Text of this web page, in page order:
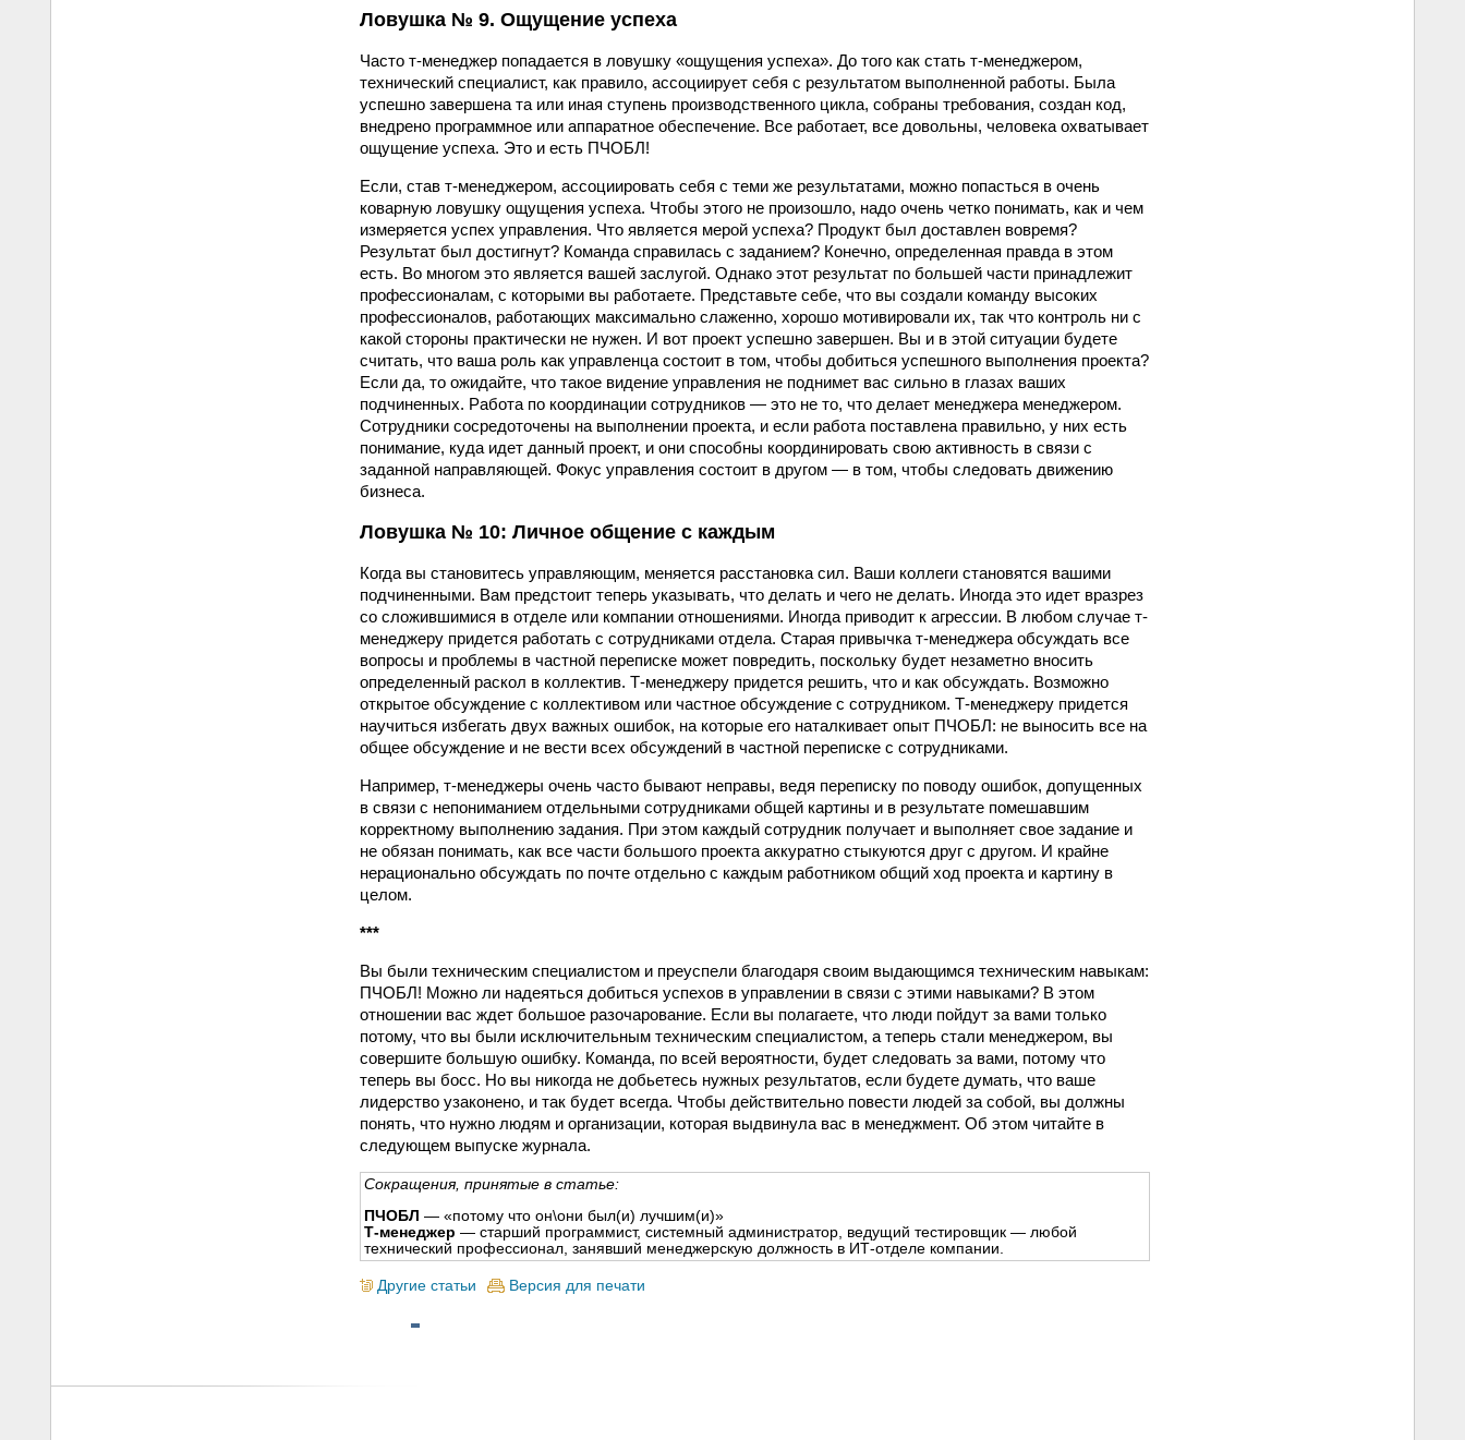
Ловушка № 9. Ощущение успеха
Часто т-менеджер попадается в ловушку «ощущения успеха». До того как стать т-менеджером,
технический специалист, как правило, ассоциирует себя с результатом выполненной работы. Была
успешно завершена та или иная ступень производственного цикла, собраны требования, создан код,
внедрено программное или аппаратное обеспечение. Все работает, все довольны, человека охватывает
ощущение успеха. Это и есть ПЧОБЛ!
Если, став т-менеджером, ассоциировать себя с теми же результатами, можно попасться в очень
коварную ловушку ощущения успеха. Чтобы этого не произошло, надо очень четко понимать, как и чем
измеряется успех управления. Что является мерой успеха? Продукт был доставлен вовремя?
Результат был достигнут? Команда справилась с заданием? Конечно, определенная правда в этом
есть. Во многом это является вашей заслугой. Однако этот результат по большей части принадлежит
профессионалам, с которыми вы работаете. Представьте себе, что вы создали команду высоких
профессионалов, работающих максимально слаженно, хорошо мотивировали их, так что контроль ни с
какой стороны практически не нужен. И вот проект успешно завершен. Вы и в этой ситуации будете
считать, что ваша роль как управленца состоит в том, чтобы добиться успешного выполнения проекта?
Если да, то ожидайте, что такое видение управления не поднимет вас сильно в глазах ваших
подчиненных. Работа по координации сотрудников — это не то, что делает менеджера менеджером.
Сотрудники сосредоточены на выполнении проекта, и если работа поставлена правильно, у них есть
понимание, куда идет данный проект, и они способны координировать свою активность в связи с
заданной направляющей. Фокус управления состоит в другом — в том, чтобы следовать движению
бизнеса.
Ловушка № 10: Личное общение с каждым
Когда вы становитесь управляющим, меняется расстановка сил. Ваши коллеги становятся вашими
подчиненными. Вам предстоит теперь указывать, что делать и чего не делать. Иногда это идет вразрез
со сложившимися в отделе или компании отношениями. Иногда приводит к агрессии. В любом случае т-
менеджеру придется работать с сотрудниками отдела. Старая привычка т-менеджера обсуждать все
вопросы и проблемы в частной переписке может повредить, поскольку будет незаметно вносить
определенный раскол в коллектив. Т-менеджеру придется решить, что и как обсуждать. Возможно
открытое обсуждение с коллективом или частное обсуждение с сотрудником. Т-менеджеру придется
научиться избегать двух важных ошибок, на которые его наталкивает опыт ПЧОБЛ: не выносить все на
общее обсуждение и не вести всех обсуждений в частной переписке с сотрудниками.
Например, т-менеджеры очень часто бывают неправы, ведя переписку по поводу ошибок, допущенных
в связи с непониманием отдельными сотрудниками общей картины и в результате помешавшим
корректному выполнению задания. При этом каждый сотрудник получает и выполняет свое задание и
не обязан понимать, как все части большого проекта аккуратно стыкуются друг с другом. И крайне
нерационально обсуждать по почте отдельно с каждым работником общий ход проекта и картину в
целом.
***
Вы были техническим специалистом и преуспели благодаря своим выдающимся техническим навыкам:
ПЧОБЛ! Можно ли надеяться добиться успехов в управлении в связи с этими навыками? В этом
отношении вас ждет большое разочарование. Если вы полагаете, что люди пойдут за вами только
потому, что вы были исключительным техническим специалистом, а теперь стали менеджером, вы
совершите большую ошибку. Команда, по всей вероятности, будет следовать за вами, потому что
теперь вы босс. Но вы никогда не добьетесь нужных результатов, если будете думать, что ваше
лидерство узаконено, и так будет всегда. Чтобы действительно повести людей за собой, вы должны
понять, что нужно людям и организации, которая выдвинула вас в менеджмент. Об этом читайте в
следующем выпуске журнала.
Сокращения, принятые в статье:
ПЧОБЛ — «потому что он\они был(и) лучшим(и)»
Т-менеджер — старший программист, системный администратор, ведущий тестировщик — любой
технический профессионал, занявший менеджерскую должность в ИТ-отделе компании.
Другие статьи Версия для печати